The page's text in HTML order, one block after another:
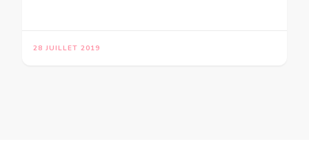
28 JUILLET 2019